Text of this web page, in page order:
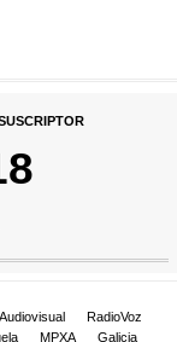
RadioVoz
MPXA Galicia